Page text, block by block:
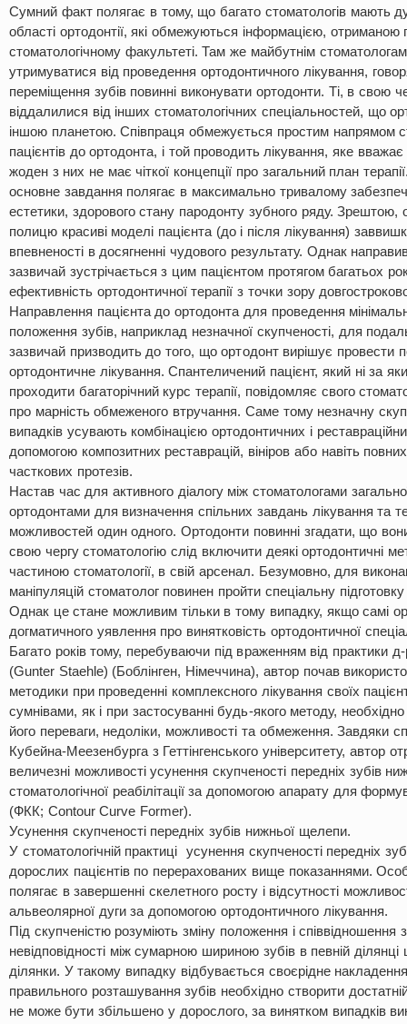
Сумний факт полягає в тому, що багато стоматологів мають
області ортодонтії, які обмежуються інформацією, отриманою
стоматологічному факультеті. Там же майбутнім
утримуватися від проведення ортодонтичного лікування,
переміщення зубів повинні виконувати ортодонти. Ті, в свою
віддалилися від інших стоматологічних спеціальностей, що
іншою планетою. Співпраця обмежується простим напрямом
пацієнтів до ортодонта, і той проводить лікування, яке
жоден з них не має чіткої концепції про загальний план
основне завдання полягає в максимально тривалому
естетики, здорового стану пародонту зубного ряду. Зрештою,
полицю красиві моделі пацієнта (до і після лікування)
впевненості в досягненні чудового результату. Однак
зазвичай зустрічається з цим пацієнтом протягом багатьох
ефективність ортодонтичної терапії з точки зору
Направлення пацієнта до ортодонта для проведення
положення зубів, наприклад незначної скупченості, для
зазвичай призводить до того, що ортодонт вирішує провести
ортодонтичне лікування. Спантеличений пацієнт, який ні за
проходити багаторічний курс терапії, повідомляє свого
про марність обмеженого втручання. Саме тому незначну
випадків усувають комбінацією ортодонтичних і
допомогою композитних реставрацій, вініров або навіть
часткових протезів.
Настав час для активного діалогу між стоматологами
ортодонтами для визначення спільних завдань лікування та
можливостей один одного. Ортодонти повинні згадати, що
свою чергу стоматологію слід включити деякі ортодонтичні
частиною стоматології, в свій арсенал. Безумовно, для
маніпуляцій стоматолог повинен пройти спеціальну
Однак це стане можливим тільки в тому випадку, якщо самі
догматичного уявлення про винятковість ортодонтичної
Багато років тому, перебуваючи під враженням від практики
(Gunter Staehle) (Боблінген, Німеччина), автор почав
методики при проведенні комплексного лікування своїх
сумнівами, як і при застосуванні будь-якого методу, необхідно
його переваги, недоліки, можливості та обмеження. Завдяки
Кубейна-Меезенбурга з Геттінгенського університету, автор
величезні можливості усунення скупченості передніх зубів
стоматологічної реабілітації за допомогою апарату для
(ФКК; Contour Curve Former).
Усунення скупченості передніх зубів нижньої щелепи.
У стоматологічній практиці усунення скупченості передніх
дорослих пацієнтів по перерахованих вище показаннями.
полягає в завершенні скелетного росту і відсутності
альвеолярної дуги за допомогою ортодонтичного лікування.
Під скупченістю розуміють зміну положення і співвідношення
невідповідності між сумарною шириною зубів в певній ділянці
ділянки. У такому випадку відбувається своєрідне
правильного розташування зубів необхідно створити
не може бути збільшено у дорослого, за винятком випадків